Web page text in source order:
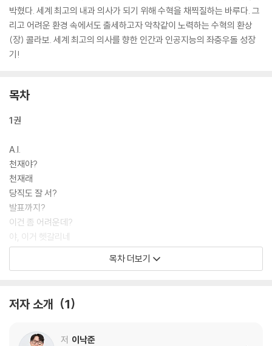
박혔다. 세계 최고의 내과 의사가 되기 위해 수혁을 채찍질하는 바루다. 그
리고 어려운 환경 속에서도 출세하고자 악착같이 노력하는 수혁의 환상
(장) 콜라보. 세계 최고의 의사를 향한 인간과 인공지능의 좌충우돌 성장
기!
목차
1권
A.I.
천재야?
천재래
당직도 잘 서?
발표까지?
이건 좀 어려운데?
야, 이거 헷갈리네
환자나 보자
이 1년 차는 격이 다릅니다.
2권
목차 더보기
저자 소개 1
저 이낙준